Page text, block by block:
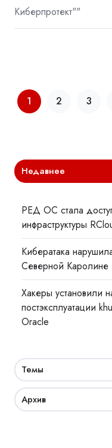
Киберпротект""
1 2 3
Недавнее
РЕД ОС стала
инфраструктуры
Кибератака
Северной Каролине
Хакеры установили
постэксплуатации
Oracle
Темы
Архив